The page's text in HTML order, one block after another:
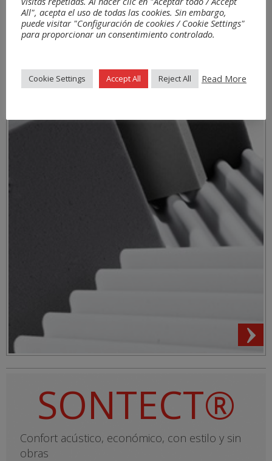
Materiales
SONTECT®
Confort acústico, económico, con estilo y sin
obras
All", acepta el uso de todas las cookies. Sin embargo,
puede visitar "Configuración de cookies / Cookie Settings"
para proporcionar un consentimiento controlado.
Cookie Settings Accept All Reject All Read More